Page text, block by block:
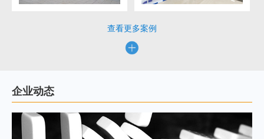
查看更多案例
企业动态